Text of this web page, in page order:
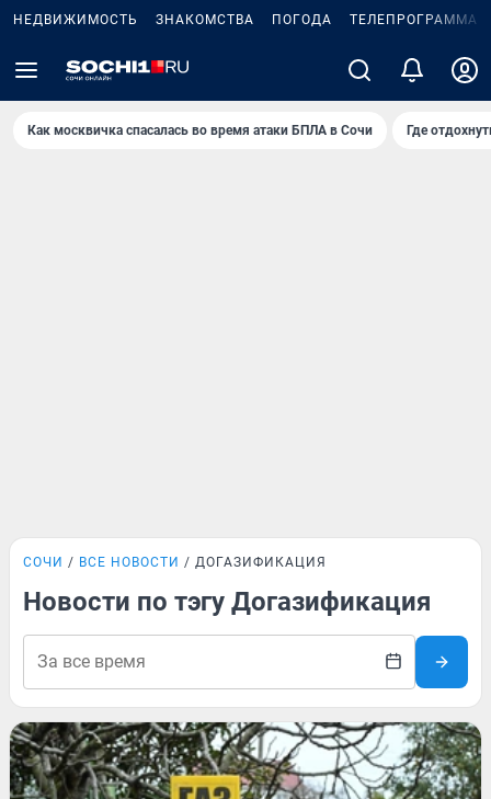
НЕДВИЖИМОСТЬ ЗНАКОМСТВА ПОГОДА ТЕЛЕПРОГРАММА
Как москвичка спасалась во время атаки БПЛА в Сочи Где
СОЧИ ВСЕ НОВОСТИ ДОГАЗИФИКАЦИЯ
Новости по тэгу Догазификация